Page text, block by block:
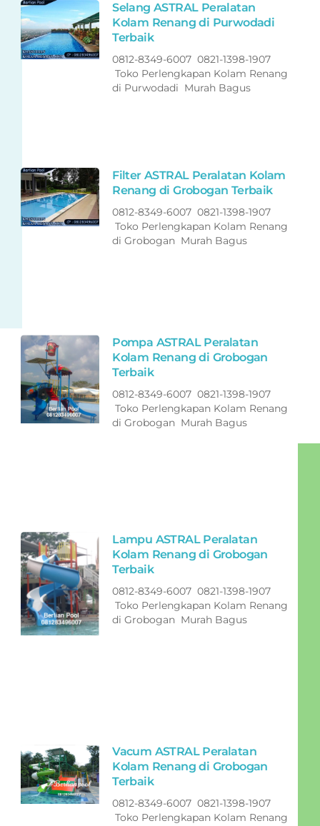
Selang ASTRAL Peralatan
Kolam Renang di Purwodadi
Terbaik
0812-8349-6007 0821-1398-1907
Toko Perlengkapan Kolam Renang
di Purwodadi Murah Bagus
Filter ASTRAL Peralatan Kolam
Renang di Grobogan Terbaik
0812-8349-6007 0821-1398-1907
Toko Perlengkapan Kolam Renang
di Grobogan Murah Bagus
Pompa ASTRAL Peralatan
Kolam Renang di Grobogan
Terbaik
0812-8349-6007 0821-1398-1907
Toko Perlengkapan Kolam Renang
di Grobogan Murah Bagus
Lampu ASTRAL Peralatan
Kolam Renang di Grobogan
Terbaik
0812-8349-6007 0821-1398-1907
Toko Perlengkapan Kolam Renang
di Grobogan Murah Bagus
Vacum ASTRAL Peralatan
Kolam Renang di Grobogan
Terbaik
0812-8349-6007 0821-1398-1907
Toko Perlengkapan Kolam Renang